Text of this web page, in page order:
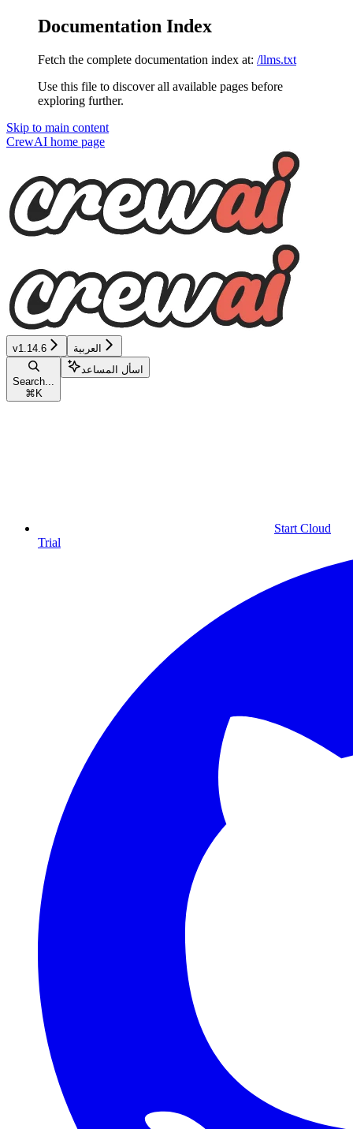
Documentation Index
Fetch the complete documentation index at: /llms.txt
Use this file to discover all available pages before
exploring further.
Skip to main content
CrewAI home page
v1.14.6 العربية
Search...
⌘ K
اسأل المساعد
Start Cloud
Trial